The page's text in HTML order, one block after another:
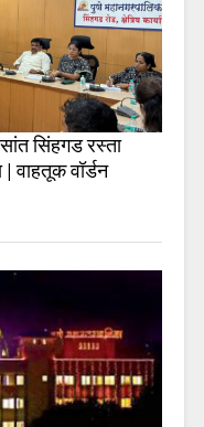
सिंहगड रस्ता
| वाहतूक वॉर्डन